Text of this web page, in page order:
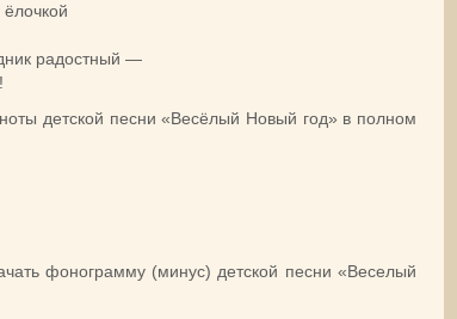
радостный —
детской песни «Весёлый Новый год» в полном
фонограмму (минус) детской песни «Веселый